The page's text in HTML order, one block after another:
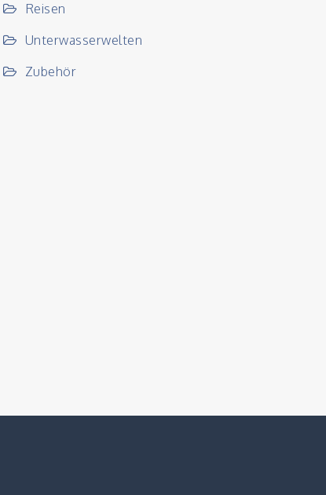
Reisen
Unterwasserwelten
Zubehör